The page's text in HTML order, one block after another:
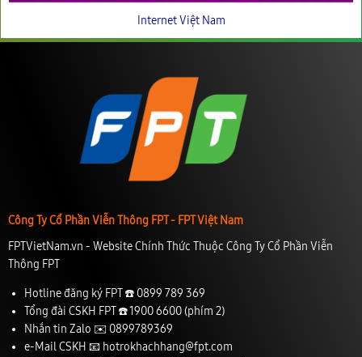
Internet Việt Nam
Công Ty Cổ Phần Viễn Thông FPT - FPT Việt Nam
FPTVietNam.vn - Website Chính Thức Thuộc Công Ty Cổ Phần Viễn
Thông FPT
Hotline đăng ký FPT ☎️ 0899 789 369
Tổng đài CSKH FPT ☎️1900 6600(phím 2)
Nhắn tin Zalo ✉️ 0899789369
e-Mail CSKH 📧 hotrokhachhang@fpt.com